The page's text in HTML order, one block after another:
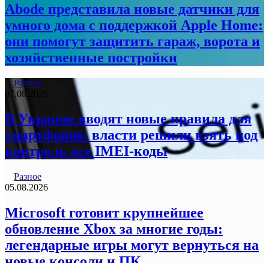
Abode представила новые датчики для
умного дома с поддержкой Apple Home:
они помогут защитить гараж, ворота и
хозяйственные постройки
Разное
07.08.2026
В Украине вводят новые правила для
смартфонов: власти решили взять под
контроль все IMEI-коды
Разное
05.08.2026
Microsoft готовит крупнейшее
обновление Xbox за многие годы:
легендарные игры могут вернуться на